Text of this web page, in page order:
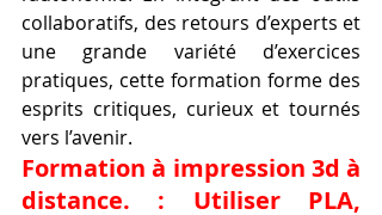
collaboratifs, des retours d’experts et
une grande variété d’exercices
pratiques, cette formation forme des
esprits critiques, curieux et tournés
vers l’avenir.
Formation à impression 3d à
distance. : Utiliser PLA,